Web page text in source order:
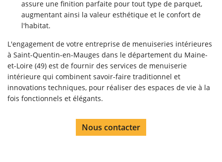
assure une finition parfaite pour tout type de parquet,
augmentant ainsi la valeur esthétique et le confort de
l'habitat.
L'engagement de votre entreprise de menuiseries intérieures
à Saint-Quentin-en-Mauges dans le département du Maine-
et-Loire (49) est de fournir des services de menuiserie
intérieure qui combinent savoir-faire traditionnel et
innovations techniques, pour réaliser des espaces de vie à la
fois fonctionnels et élégants.
Nous contacter